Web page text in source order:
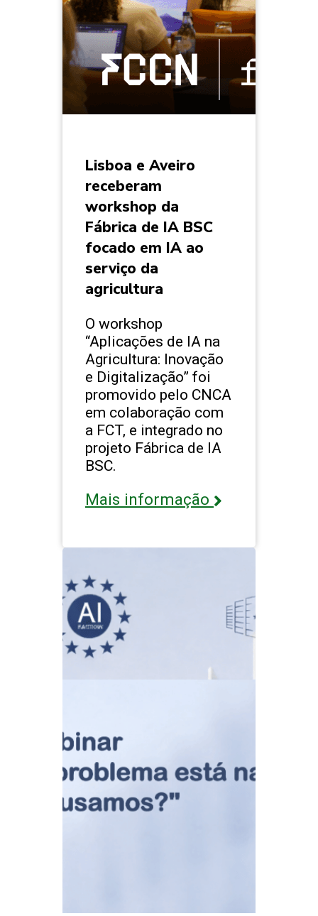
Lisboa e Aveiro
receberam
workshop da
Fábrica de IA BSC
focado em IA ao
serviço da
agricultura
O workshop
“Aplicações de IA na
Agricultura: Inovação
e Digitalização” foi
promovido pelo CNCA
em colaboração com
a FCT, e integrado no
projeto Fábrica de IA
BSC.
Mais informação